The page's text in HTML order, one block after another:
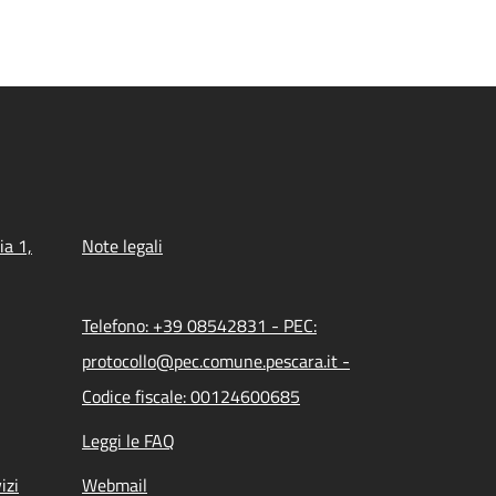
1,
Note legali
Telefono: +39 08542831 - PEC:
protocollo@pec.comune.pescara.it -
Codice fiscale: 00124600685
Leggi le FAQ
Webmail